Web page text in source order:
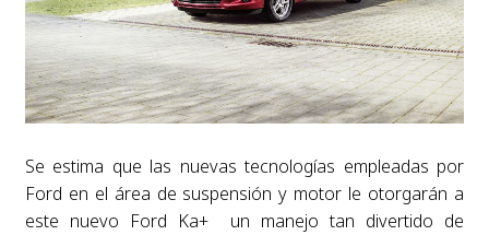
Se estima que las nuevas tecnologías empleadas por
Ford en el área de suspensión y motor le otorgarán a
este nuevo Ford Ka+ un manejo tan divertido de